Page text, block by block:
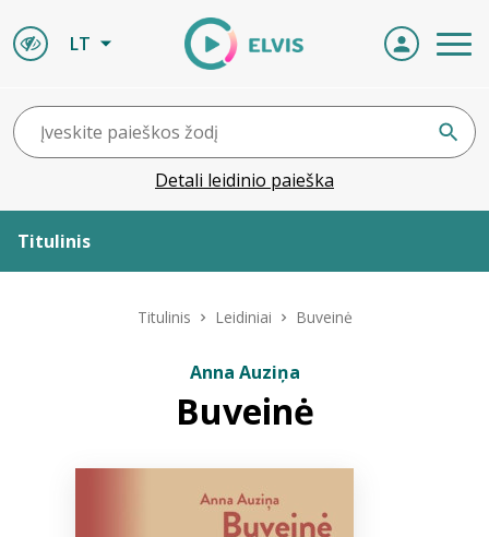
LT
Detali leidinio paieška
Titulinis
Titulinis Leidiniai Buveinė
Anna Auziņa
Buveinė